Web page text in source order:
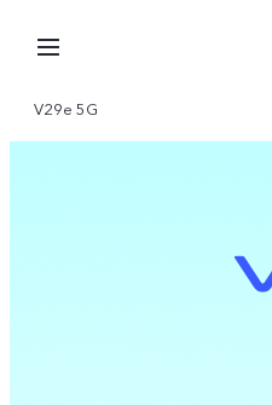
V29e 5G